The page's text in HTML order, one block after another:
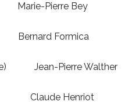
Bey
Formica
Jean-Pierre Walther
Claude Henriot